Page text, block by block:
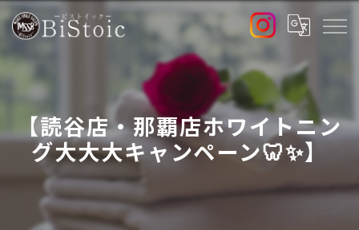
【読谷店・那覇店ホワイトニン
グ大大大キャンペーン🦷✨】